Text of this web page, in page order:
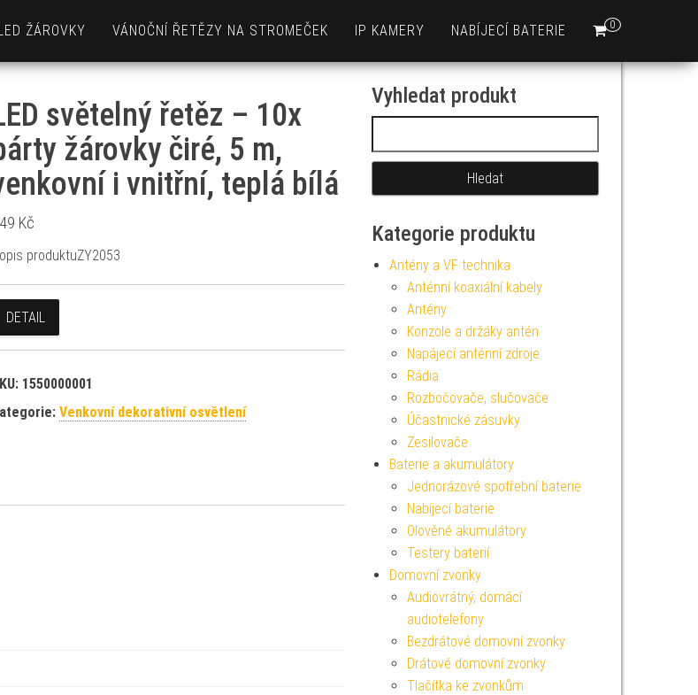
0
ŽÁROVKY VÁNOČNÍ ŘETĚZY NA STROMEČEK IP KAMERY NABÍJECÍ BATERIE
světelný řetěz – 10x
žárovky čiré, 5 m,
i vnitřní, teplá bílá
Kč
produktuZY2053
DETAIL
1550000001
Venkovní dekorativní osvětlení
Vyhledat produkt
Kategorie produktu
Antény a VF technika
Anténní koaxiální kabely
Antény
Konzole a držáky antén
Napájecí anténní zdroje
Rádia
Rozbočovače, slučovače
Účastnické zásuvky
Zesilovače
Baterie a akumulátory
Jednorázové spotřební baterie
Nabíjecí baterie
Olověné akumulátory
Testery baterií
Domovní zvonky
Audiovrátný, domácí
audiotelefony
Bezdrátové domovní zvonky
Drátové domovní zvonky
Tlačítka ke zvonkům